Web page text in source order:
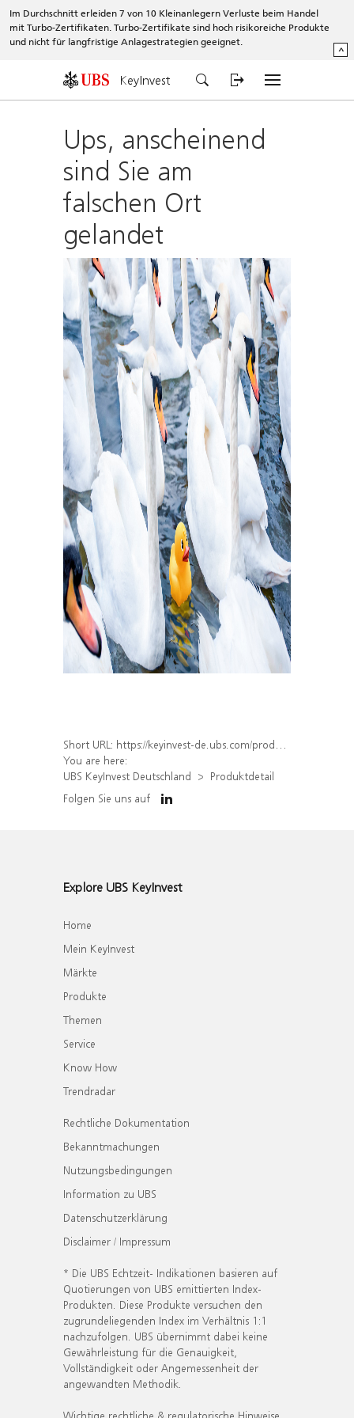
Im Durchschnitt erleiden 7 von 10 Kleinanlegern Verluste beim Handel
mit Turbo-Zertifikaten. Turbo-Zertifikate sind hoch risikoreiche Produkte
und nicht für langfristige Anlagestrategien geeignet.
^
KeyInvest
Ups, anscheinend
sind Sie am
falschen Ort
gelandet
Short URL: https://keyinvest-de.ubs.com/produkt/detail/index/isin/DE000WA8F7E2
You are here:
UBS KeyInvest Deutschland
Produktdetail
Folgen Sie uns auf
Explore UBS KeyInvest
Home
Mein KeyInvest
Märkte
Produkte
Themen
Service
Know How
Trendradar
Rechtliche Dokumentation
Bekanntmachungen
Nutzungsbedingungen
Information zu UBS
Datenschutzerklärung
Disclaimer / Impressum
* Die UBS Echtzeit- Indikationen basieren auf
Quotierungen von UBS emittierten Index-
Produkten. Diese Produkte versuchen den
zugrundeliegenden Index im Verhältnis 1:1
nachzufolgen. UBS übernimmt dabei keine
Gewährleistung für die Genauigkeit,
Vollständigkeit oder Angemessenheit der
angewandten Methodik.